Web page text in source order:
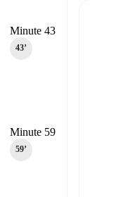
Minute 43
43‎’‎
Minute 59
59‎’‎